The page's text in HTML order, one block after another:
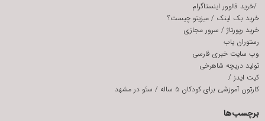
/خرید فالوور اینستاگرام
خرید بک لینک / میزیتو چیست؟
خرید رپورتاژ / سرور مجازی
رستوران یاب
وب سایت خبری فارسی
تولید دریچه شاهرخی
کیت ایدز /
کارتون آموزشی برای کودکان ۵ ساله
/ سئو در مشهد
برچسب‌ها